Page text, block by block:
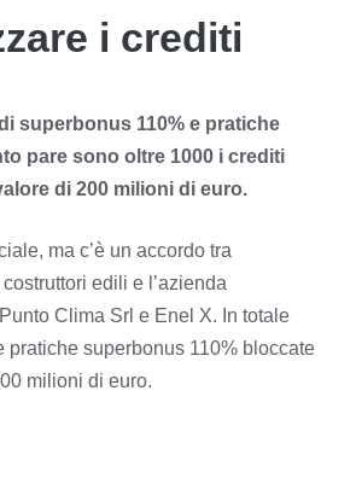
i crediti
superbonus 110% e pratiche
pare sono oltre 1000 i crediti
di 200 milioni di euro.
ma c’è un accordo tra
edili e l’azienda
Clima Srl e Enel X. In totale
pratiche superbonus 110% bloccate
milioni di euro.